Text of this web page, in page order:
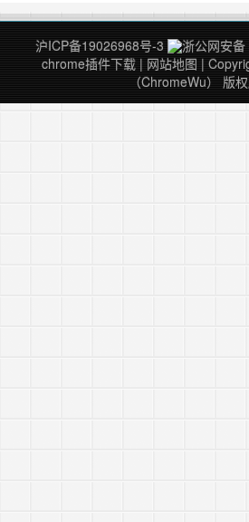
这个软件就是……继续
沪ICP备19026968号-3
浙公网安
chrome插件下载 | 网站地图 |
（ChromeWu） 版